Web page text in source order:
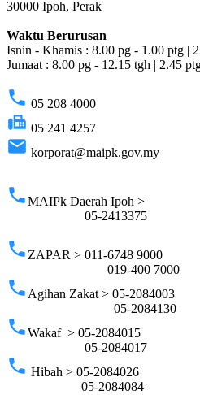
30000 Ipoh, Perak
Waktu Berurusan
Isnin - Khamis : 8.00 pg - 1.00 ptg |
Jumaat : 8.00 pg - 12.15 tgh | 2.45
phone 05 208 4000
fax 05 241 4257
email korporat@maipk.gov.my
phoneMAIPk Daerah Ipoh >
05-2413375
phone ZAPAR > 011-6748 9000
019-400 7000
phone Agihan Zakat > 05-2084003
05-2084130
phoneWakaf > 05-2084015
05-2084017
phone Hibah > 05-2084026
05-2084084